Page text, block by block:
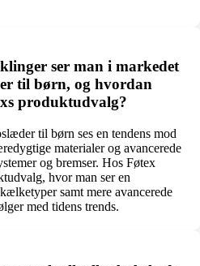
ser man i markedet
til børn, og hvordan
produktudvalg?
til børn ses en tendens mod
materialer og avancerede
og bremser. Hos Føtex
hvor man ser en
samt mere avancerede
med tidens trends.